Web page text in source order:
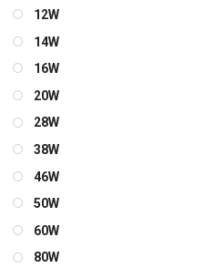
12W
14W
16W
20W
28W
38W
46W
50W
60W
80W